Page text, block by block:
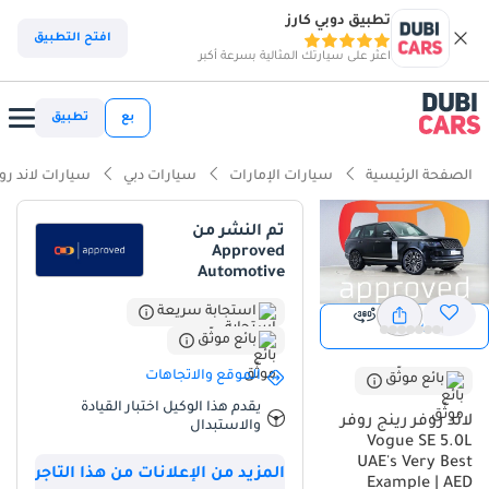
تطبيق دوبي كارز
اعثر على سيارتك المثالية بسرعة أكبر
افتح التطبيق
بع تطبيق
الصفحة الرئيسية سيارات الإمارات سيارات دبي سيارات لاند
عرض 360
عرض
بائع موثّق
لاند روفر رينج روفر
Vogue SE 5.0L
UAE's Very Best
Example | AED
تم النشر من
Approved
Automotive
استجابة سريعة
بائع موثّق
الموقع والاتجاهات
يقدم هذا الوكيل اختبار القيادة
والاستبدال
المزيد من الإعلانات من هذا التاجر
ذكاء دوبي كارز
ذكاء دوبيكارز
مصمم خصيصًا للطرق الوعرة
معيار نظام الصوت من الدرجة الأولى
أقل معدل استهلاك في فئته
ملخص
تُمثل هذه السيارة المعروضة فرصةً نادرةً في سوق السيارات المستعملة
بدول مجلس التعاون الخليجي، إذ تجمع بين مظهر خارجي أسود فاخر وعدد
كيلومترات أقل بكثير من المعدلات المحلية المتوقعة لسيارة دفع رباعي
فاخرة عمرها ست سنوات. فبينما تقطع السيارة في المتوسط حوالي